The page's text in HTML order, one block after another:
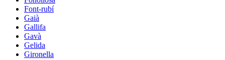
Font-rubí
Gaià
Gallifa
Gavà
Gelida
Gironella